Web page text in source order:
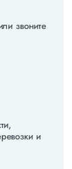
звоните
и